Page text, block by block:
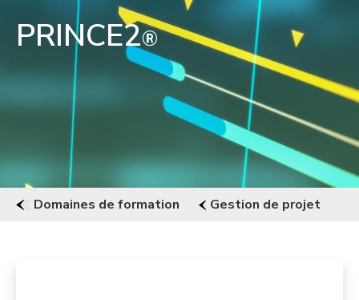
PRINCE2®
Domaines de formation Gestion de projet